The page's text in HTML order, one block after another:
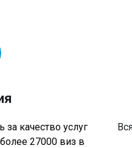
качество услуг
27000 виз в